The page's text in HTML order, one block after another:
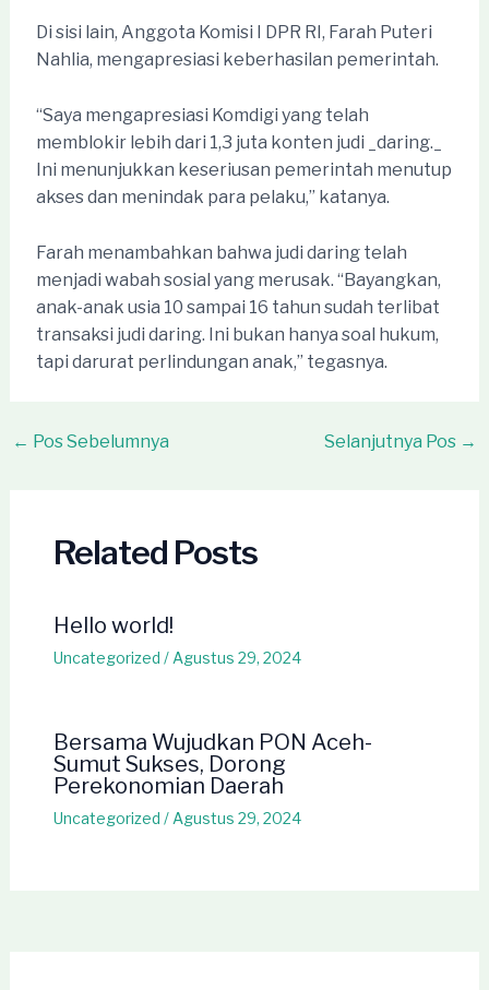
Di sisi lain, Anggota Komisi I DPR RI, Farah Puteri
Nahlia, mengapresiasi keberhasilan pemerintah.
“Saya mengapresiasi Komdigi yang telah
memblokir lebih dari 1,3 juta konten judi _daring._
Ini menunjukkan keseriusan pemerintah menutup
akses dan menindak para pelaku,” katanya.
Farah menambahkan bahwa judi daring telah
menjadi wabah sosial yang merusak. “Bayangkan,
anak-anak usia 10 sampai 16 tahun sudah terlibat
transaksi judi daring. Ini bukan hanya soal hukum,
tapi darurat perlindungan anak,” tegasnya.
Post
← Pos Sebelumnya Selanjutnya Pos →
Related Posts
Hello world!
Uncategorized / Agustus 29, 2024
Bersama Wujudkan PON Aceh-
Sumut Sukses, Dorong
Perekonomian Daerah
Uncategorized / Agustus 29, 2024